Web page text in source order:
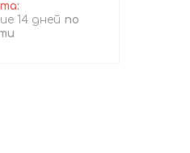
14 дней по